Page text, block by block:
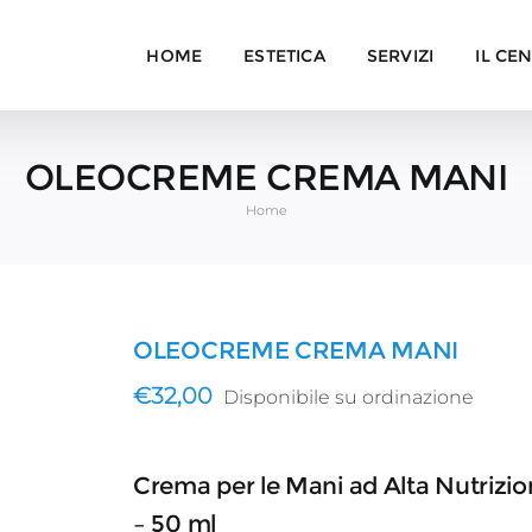
HOME ESTETICA SERVIZI IL
OLEOCREME CREMA MANI
Home
OLEOCREME CREMA MANI
€32,00 Disponibile su ordinazione
Crema per le Mani ad Alta
– 50 ml